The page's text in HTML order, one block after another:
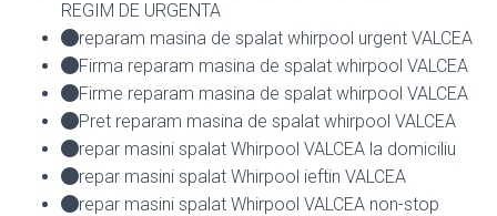
REGIM DE URGENTA
reparam masina de spalat whirpool urgent VALCEA
Firma reparam masina de spalat whirpool VALCEA
Firme reparam masina de spalat whirpool VALCEA
Pret reparam masina de spalat whirpool VALCEA
repar masini spalat Whirpool VALCEA la domiciliu
repar masini spalat Whirpool ieftin VALCEA
repar masini spalat Whirpool VALCEA non-stop